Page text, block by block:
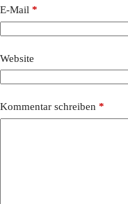
E-Mail *
Website
Kommentar schreiben *